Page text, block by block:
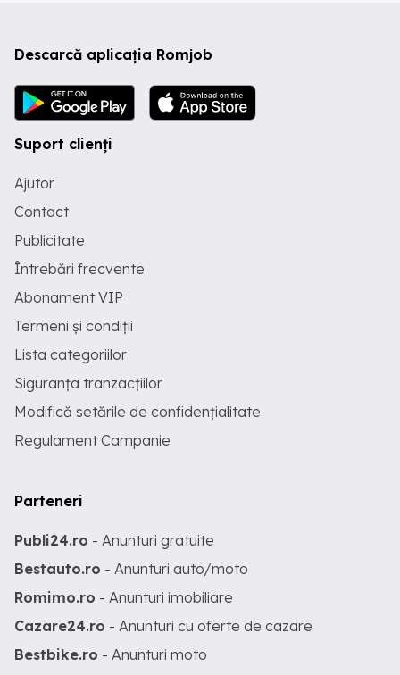
Descarcă aplicația Romjob
Suport clienți
Ajutor
Contact
Publicitate
Întrebări frecvente
Abonament VIP
Termeni și condiții
Lista categoriilor
Siguranța tranzacțiilor
Modifică setările de confidențialitate
Regulament Campanie
Parteneri
Publi24.ro - Anunturi gratuite
Bestauto.ro - Anunturi auto/moto
Romimo.ro - Anunturi imobiliare
Cazare24.ro - Anunturi cu oferte de cazare
Bestbike.ro - Anunturi moto